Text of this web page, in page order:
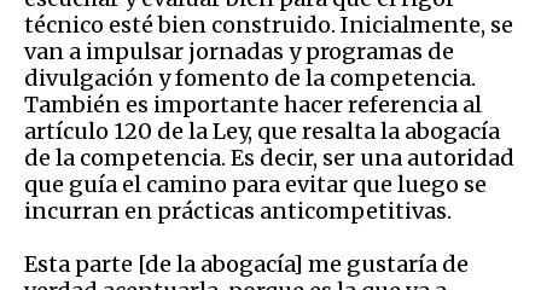
técnico esté bien construido. Inicialmente, se
van a impulsar jornadas y programas de
divulgación y fomento de la competencia.
También es importante hacer referencia al
artículo 120 de la Ley, que resalta la abogacía
de la competencia. Es decir, ser una autoridad
que guía el camino para evitar que luego se
incurran en prácticas anticompetitivas.
Esta parte [de la abogacía] me gustaría de